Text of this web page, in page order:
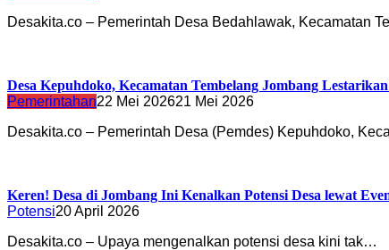
Desakita.co – Pemerintah Desa Bedahlawak, Kecamatan
Desa Kepuhdoko, Kecamatan Tembelang Jombang
Pemerintahan22 Mei 202621 Mei 2026
Desakita.co – Pemerintah Desa (Pemdes) Kepuhdoko,
Keren! Desa di Jombang Ini Kenalkan Potensi Desa lewat
Potensi20 April 2026
Desakita.co – Upaya mengenalkan potensi desa kini tak…